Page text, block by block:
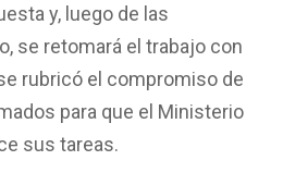
y, luego de las
se retomará el trabajo con
rubricó el compromiso de
para que el Ministerio
sus tareas.